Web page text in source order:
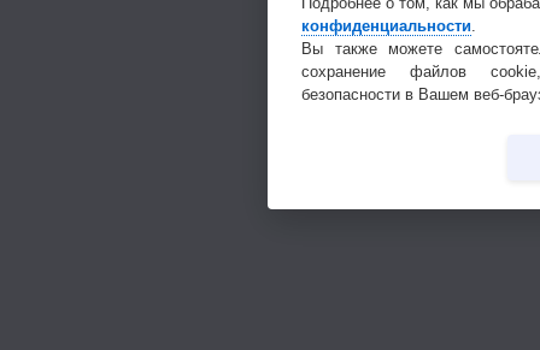
конфиденциальности
Вы также можете
сохранение файлов
безопасности в Вашем веб-